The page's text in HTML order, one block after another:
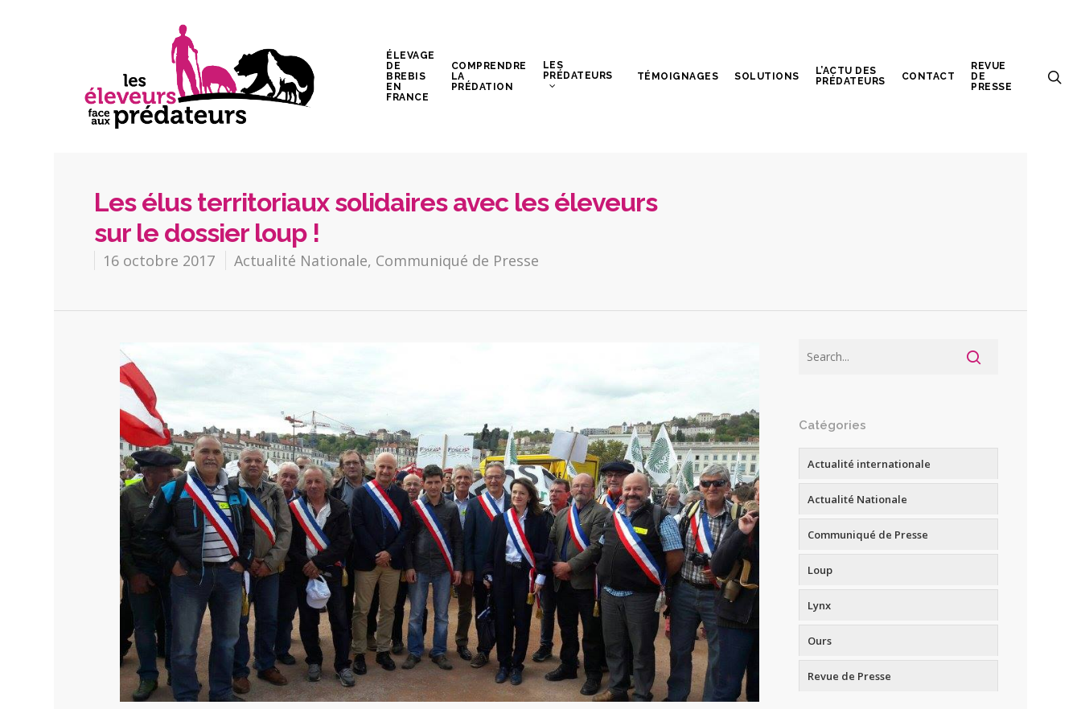
ÉLEVAGE
DE
BREBIS
EN
FRANCE
COMPRENDRE
LA
PRÉDATION
LES
PRÉDATEURS
TÉMOIGNAGES SOLUTIONS
L’ACTU DES
PRÉDATEURS
CONTACT
REVUE
DE
PRESSE
Les élus territoriaux solidaires avec les éleveurs
sur le dossier loup !
16 octobre 2017 Actualité Nationale, Communiqué de Presse
Catégories
Actualité internationale
Actualité Nationale
Communiqué de Presse
Loup
Lynx
Ours
Revue de Presse